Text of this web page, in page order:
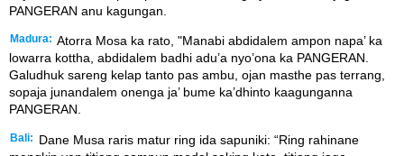
PANGERAN anu kagungan.
Madura: Atorra Mosa ka rato, "Manabi abdidalem ampon napa’ ka
lowarra kottha, abdidalem badhi adu’a nyo’ona ka PANGERAN.
Galudhuk sareng kelap tanto pas ambu, ojan masthe pas terrang,
sopaja junandalem onenga ja’ bume ka’dhinto kaagunganna
PANGERAN.
Bali:
Dane Musa raris matur ring ida sapuniki: “Ring rahinane